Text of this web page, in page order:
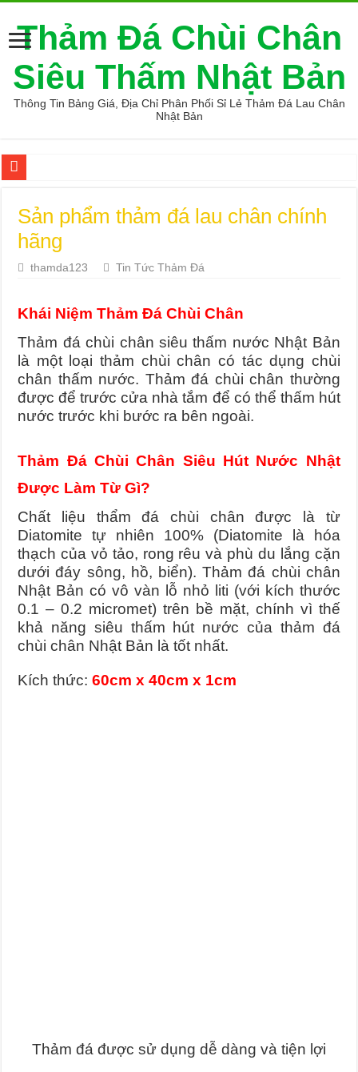
Thảm Đá Chùi Chân
Siêu Thấm Nhật Bản
Thông Tin Bảng Giá, Địa Chỉ Phân Phối Sỉ Lẻ Thảm Đá Lau Chân
Nhật Bản
Giá thảm đá hàn quốc giá sỉ
Top 9 Mẹo mua hàng online an toàn
Các sản phẩm máy lọc nước 3 vòi tốt được tin dùng
Cung cấp thảm đá chùi chân loại tốt
Ở đâu bán thảm đá hút nước loại tốt
5 Mẫu Mũ Bác Sĩ Đẹp, Đúng Chuẩn Được Sử Dụng Nhiều Hiện
Sản phẩm thảm đá lau chân chính
hãng
thamda123 Tin Tức Thảm Đá
Khái Niệm Thảm Đá Chùi Chân
Thảm đá chùi chân siêu thấm nước Nhật Bản
là một loại thảm chùi chân có tác dụng chùi
chân thấm nước. Thảm đá chùi chân thường
được để trước cửa nhà tắm để có thể thấm hút
nước trước khi bước ra bên ngoài.
Thảm Đá Chùi Chân Siêu Hút Nước Nhật
Được Làm Từ Gì?
Chất liệu thẩm đá chùi chân được là từ
Diatomite tự nhiên 100% (Diatomite là hóa
thạch của vỏ tảo, rong rêu và phù du lắng cặn
dưới đáy sông, hồ, biển).Thảm đá chùi chân
Nhật Bản có vô vàn lỗ nhỏ liti (với kích thước
0.1 – 0.2 micromet) trên bề mặt, chính vì thế
khả năng siêu thấm hút nước của thảm đá
chùi chân Nhật Bản là tốt nhất.
Kích thức:60cm x 40cm x 1cm
Thảm đá được sử dụng dễ dàng và tiện lợi